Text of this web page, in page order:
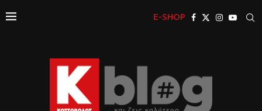
E-SHOP